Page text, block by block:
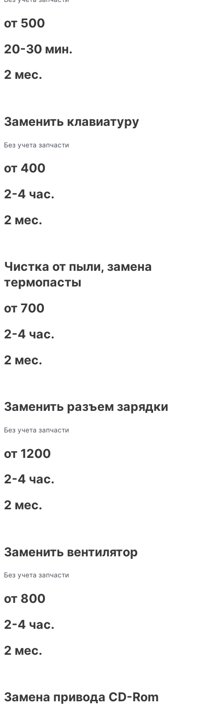
от 500
20-30 мин.
2 мес.​
Заменить клавиатуру
Без учета запчасти
от 400
2-4 час.
2 мес.
Чистка от пыли, замена
термопасты
от 700
2-4 час.
2 мес.
Заменить разъем зарядки
Без учета запчасти
от 1200
2-4 час.
2 мес.
Заменить вентилятор
Без учета запчасти
от 800
2-4 час.
2 мес.
Замена привода CD-Rom